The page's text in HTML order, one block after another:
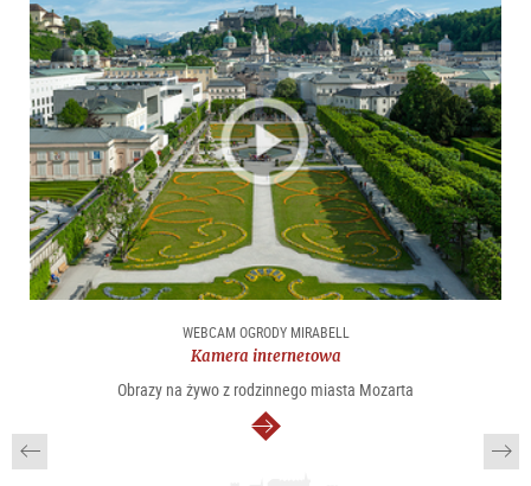
WEBCAM OGRODY MIRABELL
Kamera internetowa
Obrazy na żywo z rodzinnego miasta Mozarta
dalej